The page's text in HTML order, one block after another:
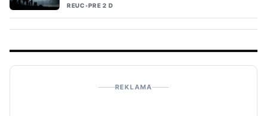
REUC•PRE 2 D
REKLAMA